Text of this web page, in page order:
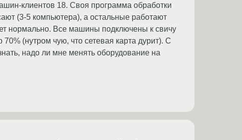
клиентов 18. Своя программа обработки
(3-5 компьютера), а остальные работают
нормально. Все машины подключены к свичу
(нутром чую, что сетевая карта дурит). С
надо ли мне менять оборудование на